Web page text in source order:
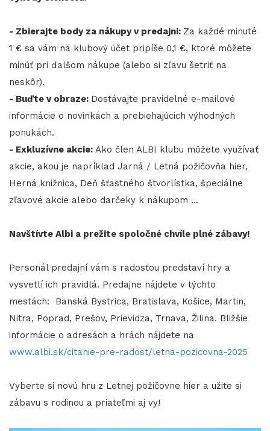
- Zbierajte body za nákupy v predajni: Za každé minuté
1 € sa vám na klubový účet pripíše 0,1 €, ktoré môžete
minúť pri ďalšom nákupe (alebo si zľavu šetriť na
neskôr).
- Buďte v obraze: Dostávajte pravidelné e-mailové
informácie o novinkách a prebiehajúcich výhodných
ponukách.
- Exkluzívne akcie: Ako člen ALBI klubu môžete využívať
akcie, akou je napríklad Jarná / Letná požičovňa hier,
Herná knižnica, Deň šťastného štvorlístka, špeciálne
zľavové akcie alebo darčeky k nákupom ...
Navštívte Albi a prežite spoločné chvíle plné zábavy!
Personál predajní vám s radosťou predstaví hry a
vysvetlí ich pravidlá. Predajne nájdete v týchto
mestách: Banská Bystrica, Bratislava, Košice, Martin,
Nitra, Poprad, Prešov, Prievidza, Trnava, Žilina. Bližšie
informácie o adresách a hrách nájdete na
www.albi.sk/citanie-pre-radost/letna-pozicovna-2025
Vyberte si novú hru z Letnej požičovne hier a užite si
zábavu s rodinou a priateľmi aj vy!